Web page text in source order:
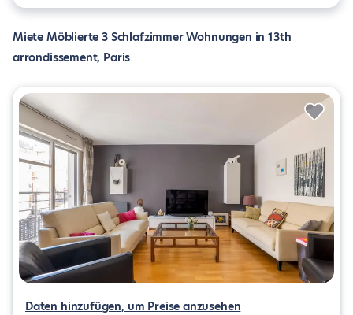
Miete Möblierte 3 Schlafzimmer Wohnungen in 13th
arrondissement, Paris
Daten hinzufügen, um Preise anzusehen